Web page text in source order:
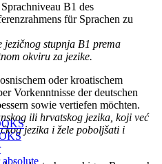
B1 des
für Sprachen zu
jezičnog stupnja B1 prema
okviru za jezike.
oder kroatischem
Vorkenntnisse der deutschen
sowie vertiefen möchten.
ili hrvatskog jezika, koji već
jezika i žele poboljšati i